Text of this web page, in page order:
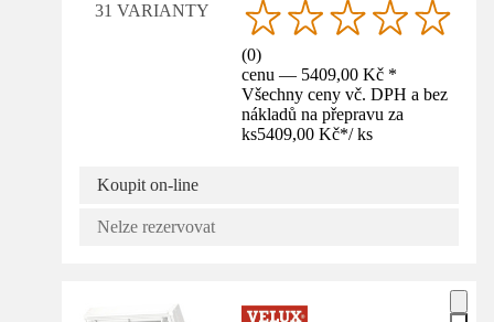
31 VARIANTY
(0)
cenu — 5409,00 Kč *
Všechny ceny vč. DPH a bez
nákladů na přepravu za
ks5409,00 Kč*/ ks
Koupit on-line
Nelze rezervovat